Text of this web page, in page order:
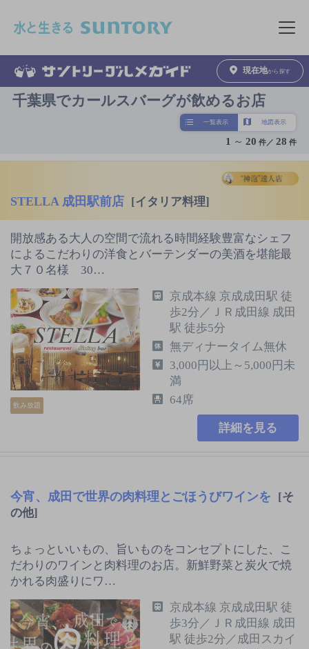
メニュ
現在地から探す
千葉県でカールスバーグが飲めるお店
一覧表示 地図表示
1 ～ 20 件／28 件
STELLA 成田駅前店 [イタリア料理]
開放感ある大人の空間で流れる時間経験豊富なシェフ
によるこだわりの洋食とバーテンダーの美酒を堪能最
大７０名様 30…
飲み放題
京成本線 京成成田駅 徒
歩2分／ＪＲ成田線 成田
駅 徒歩5分
無ディナータイム無休
3,000円以上～5,000円未
満
64席
詳細を見る
今宵、成田で世界の肉料理とごほうびワインを
[そ
の他]
ちょっといいもの、旨いものをコンセプトにした、こ
だわりのワインと肉料理のお店。新鮮野菜と炭火で焼
かれる肉盛りにワ…
京成本線 京成成田駅 徒
歩3分／ＪＲ成田線 成田
駅 徒歩2分／成田スカイ